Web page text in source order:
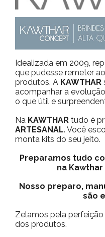
Idealizada em 2009,
que pudesse remeter
produtos. A KAWTHAR
acompanhar a
o que útil e
Na KAWTHAR tudo é
ARTESANAL. Você
monta kits do seu jeito.
Preparamos tudo
na
Nosso preparo,
são
Zelamos pela
dos produtos.